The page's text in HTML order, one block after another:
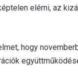
elérni, az
hogy